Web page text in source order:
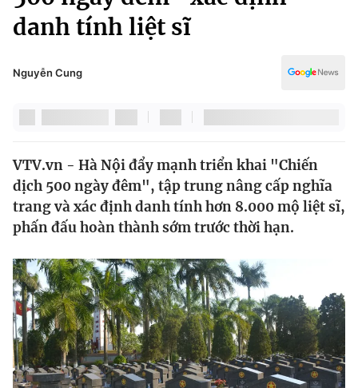
Chính trị
Thế giới
Tin tức
Thế giới đó đây
Câu chuyện quốc tế
Kinh tế
Tài chính
Thị trường
Góc doanh nghiệp
Dữ liệu và đời sống
Truyền hình
Phim VTV
Giải trí
Truyền hình
Đời sống
Giáo dục
danh tính liệt sĩ
Nguyễn Cung
VTV.vn - Hà Nội đẩy mạnh triển khai "Chiến
dịch 500 ngày đêm", tập trung nâng cấp nghĩa
trang và xác định danh tính hơn 8.000 mộ liệt sĩ,
phấn đấu hoàn thành sớm trước thời hạn.